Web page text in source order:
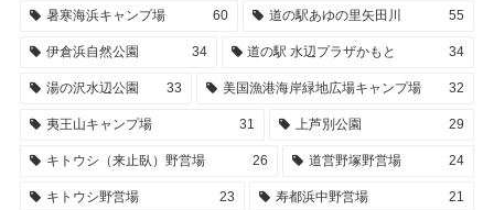
暑寒海浜キャンプ場 60 道の駅あゆの里矢田川 55
伊倉浜自然公園 34 道の駅 水辺プラザかもと 34
湯の沢水辺公園 33 美国漁港海岸緑地広場キャンプ場 32
夷王山キャンプ場 31 上芦別公園 29
キトウシ（来止臥）野営場 26 道営野塚野営場 24
キトウシ野営場 23 寿都浜中野営場 21